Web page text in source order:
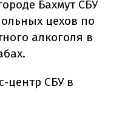
Бахмут СБУ
цехов по
алкоголя в
центр СБУ в